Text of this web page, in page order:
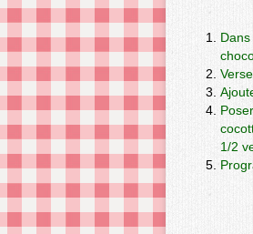
1/2